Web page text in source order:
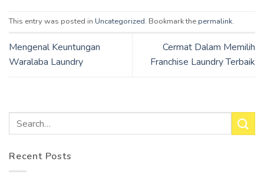
This entry was posted in Uncategorized. Bookmark the permalink.
Mengenal Keuntungan
Waralaba Laundry
Cermat Dalam Memilih
Franchise Laundry Terbaik
Recent Posts